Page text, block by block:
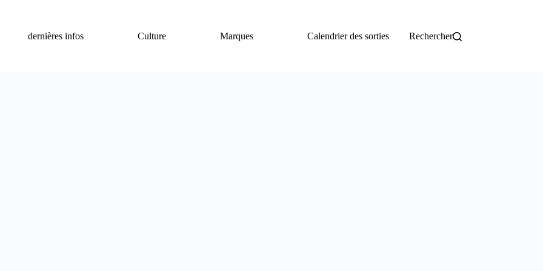
dernières infos
Culture Marques Calendrier des sorties Rechercher